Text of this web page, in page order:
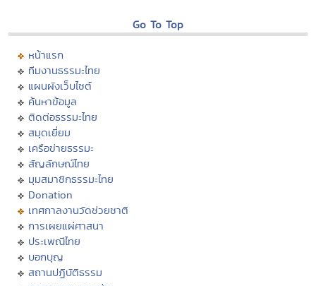
Go To Top
หน้าแรก
ทีมงานธรรมะไทย
แผนผังเว็บไซต์
ค้นหาข้อมูล
ติดต่อธรรมะไทย
สมุดเยี่ยม
เครือข่ายธรรมะ
สัญลักษณ์ไทย
มุมสมาชิกธรรมะไทย
Donation
เทศกาลงานวัดช่วยชาติ
การเผยแผ่ศาสนา
ประเพณีไทย
บอกบุญ
สถานปฏิบัติธรรม